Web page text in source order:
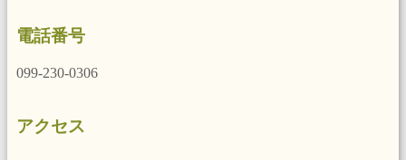
電話番号
099-230-0306
アクセス